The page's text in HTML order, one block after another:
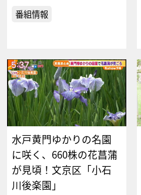
番組情報
水戸黄門ゆかりの名園
に咲く、660株の花菖蒲
が見頃！文京区「小石
川後楽園」